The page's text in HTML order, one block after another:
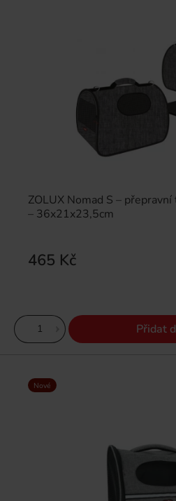
ZOLUX Nomad S –
– 36x21x23,5cm
465 Kč
Přidat
Nové